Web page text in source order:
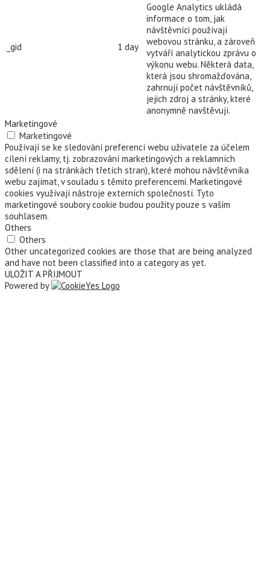
_gid 1 day
Google Analytics ukládá
informace o tom, jak
návštěvníci používají
webovou stránku, a zároveň
vytváří analytickou zprávu o
výkonu webu. Některá data,
která jsou shromažďována,
zahrnují počet návštěvníků,
jejich zdroj a stránky, které
anonymně navštěvují.
Marketingové
Marketingové
Používají se ke sledování preferencí webu uživatele za účelem
cílení reklamy, tj. zobrazování marketingových a reklamních
sdělení (i na stránkách třetích stran), které mohou návštěvníka
webu zajímat, v souladu s těmito preferencemi. Marketingové
cookies využívají nástroje externích společností. Tyto
marketingové soubory cookie budou použity pouze s vaším
souhlasem.
Others
Others
Other uncategorized cookies are those that are being analyzed
and have not been classified into a category as yet.
ULOŽIT A PŘIJMOUT
Powered by